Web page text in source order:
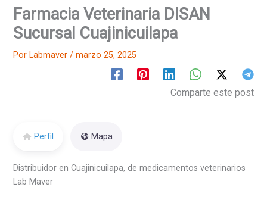
Farmacia Veterinaria DISAN
Sucursal Cuajinicuilapa
Por Labmaver/marzo 25, 2025
Comparte este post
Perfil Mapa
Distribuidor en Cuajinicuilapa, de medicamentos veterinarios
Lab Maver